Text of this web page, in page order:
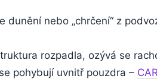
dunění nebo „chrčení“ z
rozpadla, ozývá se
pohybují uvnitř pouzdra –